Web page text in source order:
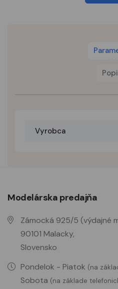
Vyrobca
Modelárska predajňa
Zámocká 925/5 (výdajné
90101 Malacky,
Slovensko
Pondelok - Piatok (na
Sobota (na základe